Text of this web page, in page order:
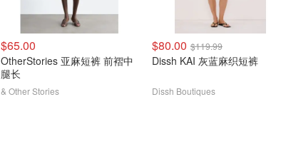
$65.00
OtherStories 亚麻短裤 前褶中
腿长
& Other Stories
$80.00 $119.99
Dissh KAI 灰蓝麻织短裤
Dissh Boutiques